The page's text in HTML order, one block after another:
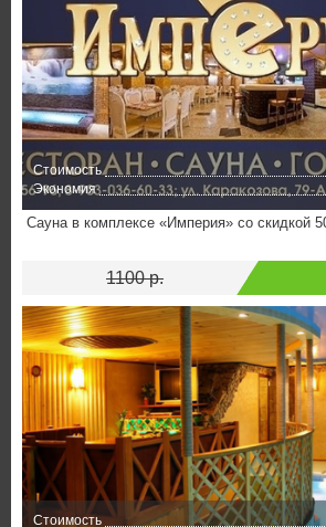
Стоимость
Экономия
Сауна в комплексе «Империя» со скидкой
1100 р.
Стоимость